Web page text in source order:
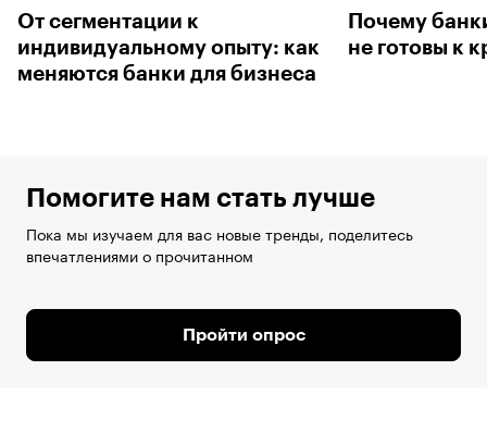
От сегментации к
индивидуальному опыту: как
меняются банки для бизнеса
Почему
не готовы к
Помогите нам стать лучше
Пока мы изучаем для вас новые тренды, поделитесь
впечатлениями о прочитанном
Пройти опрос